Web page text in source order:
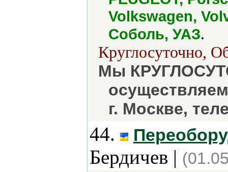
Volkswagen,
Соболь, УАЗ.
Круглосуточно,
Мы
г. Москве,
44.
Бердичев |